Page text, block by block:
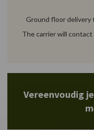
Ground floor delivery
The carrier will contact
Vereenvoudig